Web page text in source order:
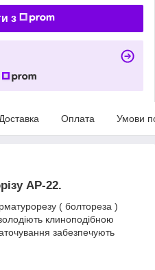
з
Доставка Оплата Умови
АР-22.
( болтореза )
клиноподібною
забезпечують